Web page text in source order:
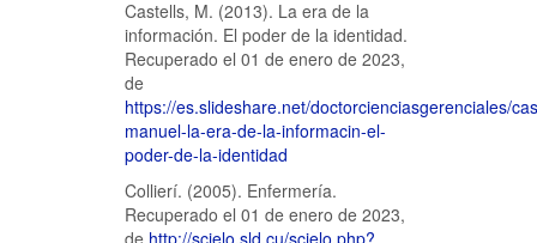
Castells, M. (2013). La era de la
información. El poder de la identidad.
Recuperado el 01 de enero de 2023,
de
https://es.slideshare.net/doctorcienciasgerenciales/
manuel-la-era-de-la-informacin-el-
poder-de-la-identidad
Collierí. (2005). Enfermería.
Recuperado el 01 de enero de 2023,
de http://scielo.sld.cu/scielo.php?